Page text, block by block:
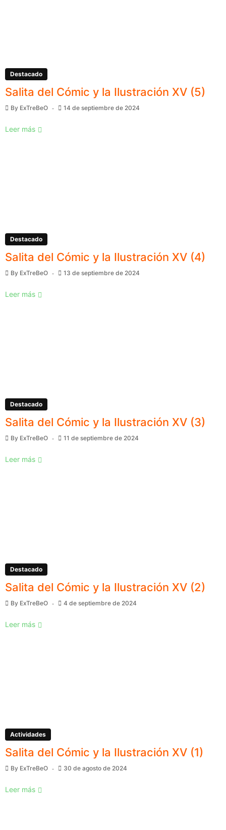
Destacado
Salita del Cómic y la Ilustración XV (5)
By ExTreBeO 14 de septiembre de 2024
Leer más
Destacado
Salita del Cómic y la Ilustración XV (4)
By ExTreBeO 13 de septiembre de 2024
Leer más
Destacado
Salita del Cómic y la Ilustración XV (3)
By ExTreBeO 11 de septiembre de 2024
Leer más
Destacado
Salita del Cómic y la Ilustración XV (2)
By ExTreBeO 4 de septiembre de 2024
Leer más
Actividades
Salita del Cómic y la Ilustración XV (1)
By ExTreBeO 30 de agosto de 2024
Leer más